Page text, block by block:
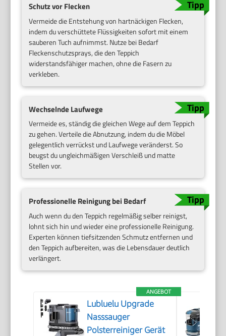
Schutz vor Flecken
Vermeide die Entstehung von hartnäckigen Flecken,
indem du verschüttete Flüssigkeiten sofort mit einem
sauberen Tuch aufnimmst. Nutze bei Bedarf
Fleckenschutzsprays, die den Teppich
widerstandsfähiger machen, ohne die Fasern zu
verkleben.
Wechselnde Laufwege
Vermeide es, ständig die gleichen Wege auf dem Teppich
zu gehen. Verteile die Abnutzung, indem du die Möbel
gelegentlich verrückst und Laufwege veränderst. So
beugst du ungleichmäßigen Verschleiß und matte
Stellen vor.
Professionelle Reinigung bei Bedarf
Auch wenn du den Teppich regelmäßig selber reinigst,
lohnt sich hin und wieder eine professionelle Reinigung.
Experten können tiefsitzenden Schmutz entfernen und
den Teppich aufbereiten, was die Lebensdauer deutlich
verlängert.
ANGEBOT
Lubluelu Upgrade
Nasssauger
Polsterreiniger Gerät